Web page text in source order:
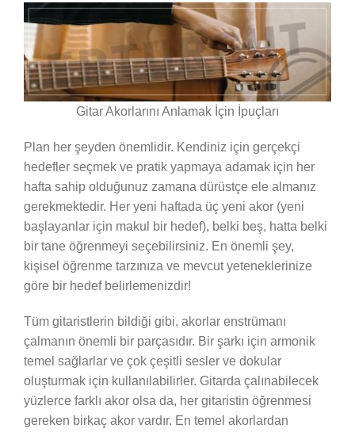
Gitar Akorlarını Anlamak İçin İpuçları
Plan her şeyden önemlidir. Kendiniz için gerçekçi
hedefler seçmek ve pratik yapmaya adamak için her
hafta sahip olduğunuz zamana dürüstçe ele almanız
gerekmektedir. Her yeni haftada üç yeni akor (yeni
başlayanlar için makul bir hedef), belki beş, hatta belki
bir tane öğrenmeyi seçebilirsiniz. En önemli şey,
kişisel öğrenme tarzınıza ve mevcut yeteneklerinize
göre bir hedef belirlemenizdir!
Tüm gitaristlerin bildiği gibi, akorlar enstrümanı
çalmanın önemli bir parçasıdır. Bir şarkı için armonik
temel sağlarlar ve çok çeşitli sesler ve dokular
oluşturmak için kullanılabilirler. Gitarda çalınabilecek
yüzlerce farklı akor olsa da, her gitaristin öğrenmesi
gereken birkaç akor vardır. En temel akorlardan